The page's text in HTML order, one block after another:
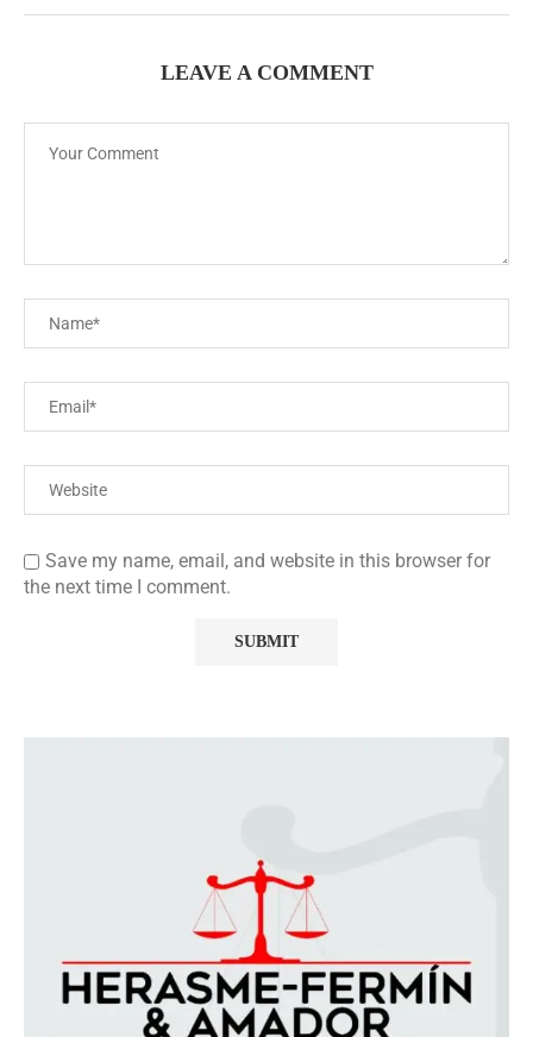
LEAVE A COMMENT
Save my name, email, and website in this browser for
the next time I comment.